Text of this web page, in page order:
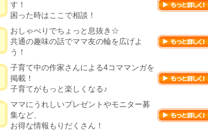
す！
困った時はここで相談！
おしゃべりでちょっと息抜き☆
共通の趣味の話でママ友の輪を広げよ
う！
子育て中の作家さんによる4コママンガを
掲載！
子育てがもっと楽しくなる♪
ママにうれしいプレゼントやモニター募
集など、
お得な情報もりだくさん！